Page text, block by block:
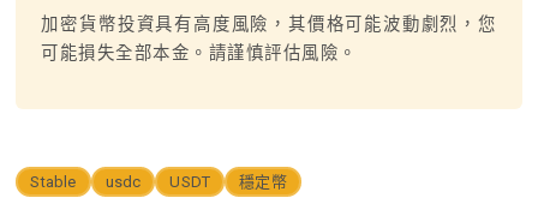
加密貨幣投資具有高度風險，其價格可能波動劇烈，您
可能損失全部本金。請謹慎評估風險。
Stable usdc USDT 穩定幣